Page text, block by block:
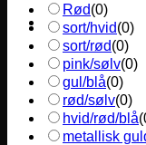
Rød(0)
sort/hvid(0)
sort/rød(0)
pink/sølv(0)
gul/blå(0)
rød/sølv(0)
hvid/rød/blå(
metallisk